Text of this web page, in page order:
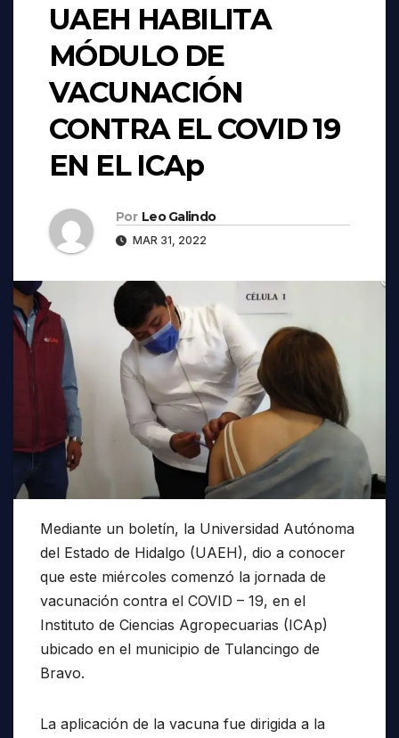
UAEH HABILITA
MÓDULO DE
VACUNACIÓN
CONTRA EL COVID 19
EN EL ICAp
Por Leo Galindo
MAR 31, 2022
Mediante un boletín, la Universidad Autónoma
del Estado de Hidalgo (UAEH), dio a conocer
que este miércoles comenzó la jornada de
vacunación contra el COVID – 19, en el
Instituto de Ciencias Agropecuarias (ICAp)
ubicado en el municipio de Tulancingo de
Bravo.
La aplicación de la vacuna fue dirigida a la